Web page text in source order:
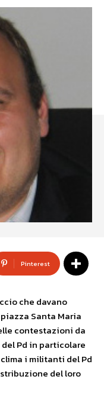
Pinterest
che davano
Santa Maria
contestazioni da
Pd in particolare
i militanti del Pd
del loro